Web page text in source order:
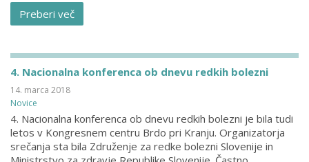
Preberi več
4. Nacionalna konferenca ob dnevu redkih bolezni
14. marca 2018
Novice
4. Nacionalna konferenca ob dnevu redkih bolezni je bila tudi
letos v Kongresnem centru Brdo pri Kranju. Organizatorja
srečanja sta bila Združenje za redke bolezni Slovenije in